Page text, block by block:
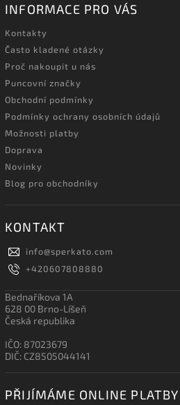
INFORMACE PRO VÁS
Kontakty
Často kladené otázky
Proč nakoupit u nás
Puncovní značky
Obchodní podmínky
Podmínky ochrany osobních údajů
Možnosti platby
Doprava
Novinky
Blog pro obchodníky
KONTAKT
info@sperkato.com
+420607808880
Bednaříkova 1A
628 00 Brno-Líšeň
Česká republika
IČO: 87023679
DIČ: CZ8505044141
PŘIJÍMÁME ONLINE PLATBY